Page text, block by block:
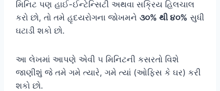
મિનિટ પણ હાઈ-ઈન્ટેન્સિટી અથવા સક્રિય હિલચાલ
કરો છો, તો તમે હૃદયરોગના જોખમને ૩૦% થી ૪૦% સુધી
ઘટાડી શકો છો.
આ લેખમાં આપણે એવી ૫ મિનિટની કસરતો વિશે
જાણીશું જે તમે ગમે ત્યારે, ગમે ત્યાં (ઓફિસ કે ઘર) કરી
શકો છો.